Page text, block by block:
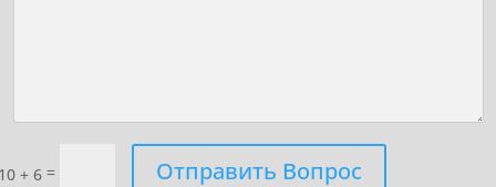
+ 6 = Отправить Вопрос